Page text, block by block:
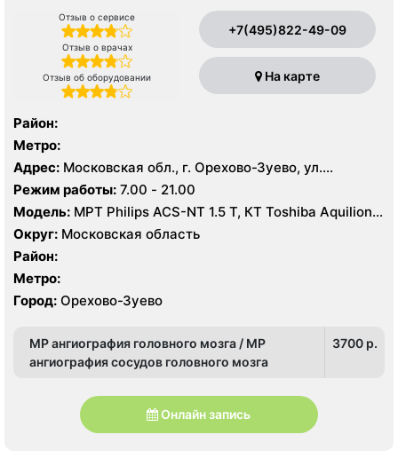
Отзыв о сервисе
Отзыв о врачах
Отзыв об оборудовании
+7(495)822-49-09
На карте
Район:
Метро:
Адрес: Московская обл., г. Орехово-Зуево, ул.
Володарского, 14
Режим работы: 7.00 - 21.00
Модель: МРТ Philips ACS-NT 1.5 Т, КТ Toshiba Aquilion
64 среза, УЗИ
Округ: Московская область
Район:
Метро:
Город: Орехово-Зуево
МР ангиография головного мозга / МР
ангиография сосудов головного мозга
3700 p.
Онлайн запись